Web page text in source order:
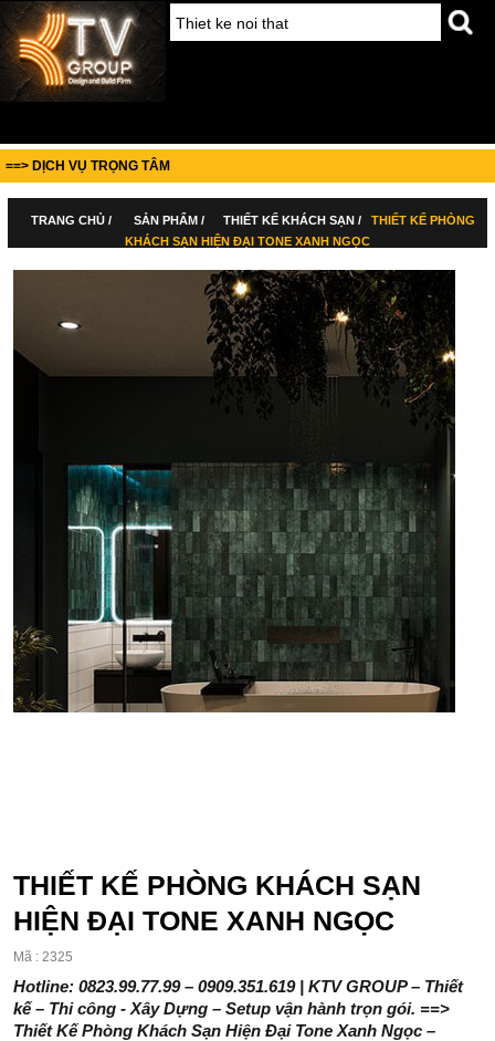
==> DỊCH VỤ TRỌNG TÂM
TRANG CHỦ / SẢN PHẨM / THIẾT KẾ KHÁCH SẠN /
THIẾT KẾ PHÒNG
KHÁCH SẠN HIỆN ĐẠI TONE XANH NGỌC
THIẾT KẾ PHÒNG KHÁCH SẠN
HIỆN ĐẠI TONE XANH NGỌC
Mã : 2325
Hotline: 0823.99.77.99 – 0909.351.619 | KTV GROUP – Thiết
kế – Thi công - Xây Dựng – Setup vận hành trọn gói. ==>
Thiết Kế Phòng Khách Sạn Hiện Đại Tone Xanh Ngọc –